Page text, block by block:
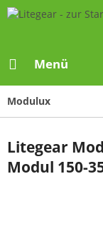
Menü
Modulux
Litegear
Modul 150-